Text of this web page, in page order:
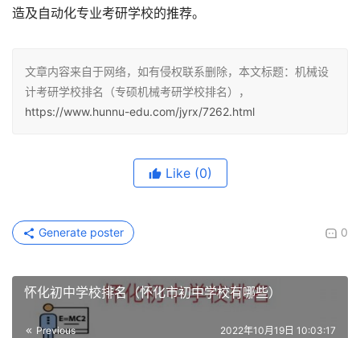
造及自动化专业考研学校的推荐。
文章内容来自于网络，如有侵权联系删除，本文标题：机械设
计考研学校排名（专硕机械考研学校排名），
https://www.hunnu-edu.com/jyrx/7262.html
Like (0)
0
Generate poster
怀化初中学校排名（怀化市初中学校有哪些）
Previous 2022年10月19日 10:03:17